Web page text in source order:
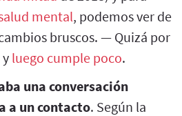
mental, podemos ver de
bruscos. — Quizá por
luego cumple poco.
una conversación
a un contacto. Según la